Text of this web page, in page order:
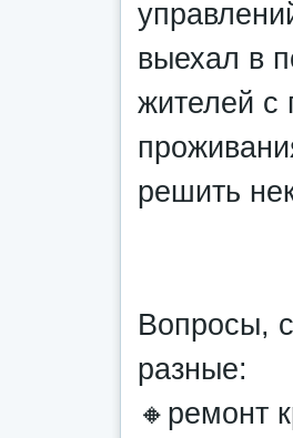
выехал в
жителей
решить
Вопросы,
разные:
🔸ремонт